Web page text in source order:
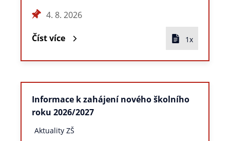
4. 8. 2026
Číst více 1x
Informace k zahájení nového školního
roku 2026/2027
Aktuality ZŠ